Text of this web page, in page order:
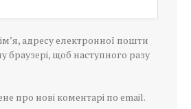
адресу електронної пошти
браузері, щоб наступного разу
про нові коментарі по email.